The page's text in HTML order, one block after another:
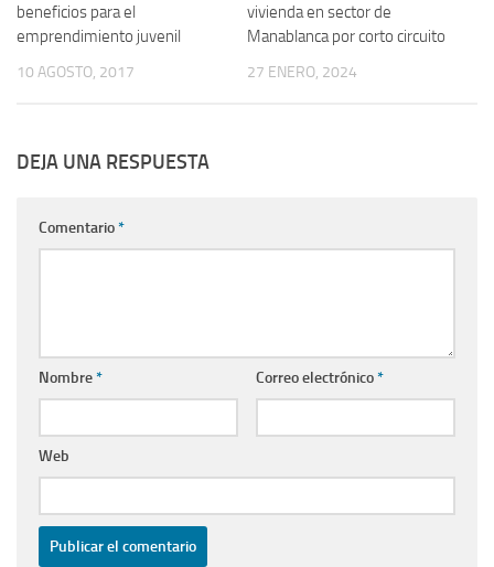
beneficios para el
emprendimiento juvenil
10 AGOSTO, 2017
vivienda en sector de
Manablanca por corto circuito
27 ENERO, 2024
DEJA UNA RESPUESTA
Comentario*
Nombre* Correo electrónico*
Web